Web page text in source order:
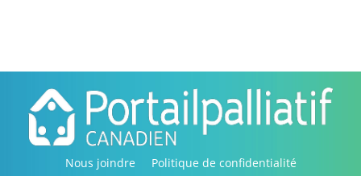
Nous joindre
Politique de confidentialité